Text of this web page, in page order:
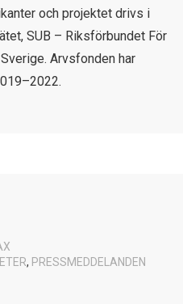
och projektet drivs i
SUB – Riksförbundet För
Arvsfonden har
, PRESSMEDDELANDEN